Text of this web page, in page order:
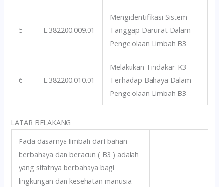
5 E.382200.009.01
Mengidentifikasi Sistem
Tanggap Darurat Dalam
Pengelolaan Limbah B3
6 E.382200.010.01
Melakukan Tindakan K3
Terhadap Bahaya Dalam
Pengelolaan Limbah B3
LATAR BELAKANG
Pada dasarnya limbah dari bahan
berbahaya dan beracun ( B3 ) adalah
yang sifatnya berbahaya bagi
lingkungan dan kesehatan manusia.